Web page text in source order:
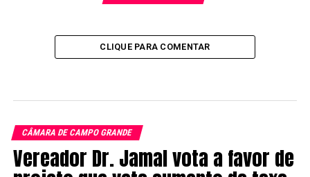
CLIQUE PARA COMENTAR
CÂMARA DE CAMPO GRANDE
Vereador Dr. Jamal vota a favor de